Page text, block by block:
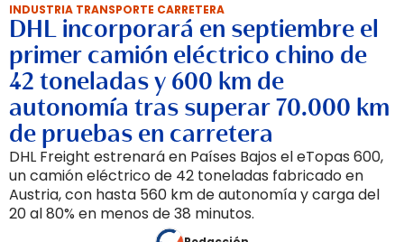
INDUSTRIA TRANSPORTE CARRETERA
DHL incorporará en septiembre el
primer camión eléctrico chino de
42 toneladas y 600 km de
autonomía tras superar 70.000 km
de pruebas en carretera
DHL Freight estrenará en Países Bajos el eTopas 600,
un camión eléctrico de 42 toneladas fabricado en
Austria, con hasta 560 km de autonomía y carga del
20 al 80% en menos de 38 minutos.